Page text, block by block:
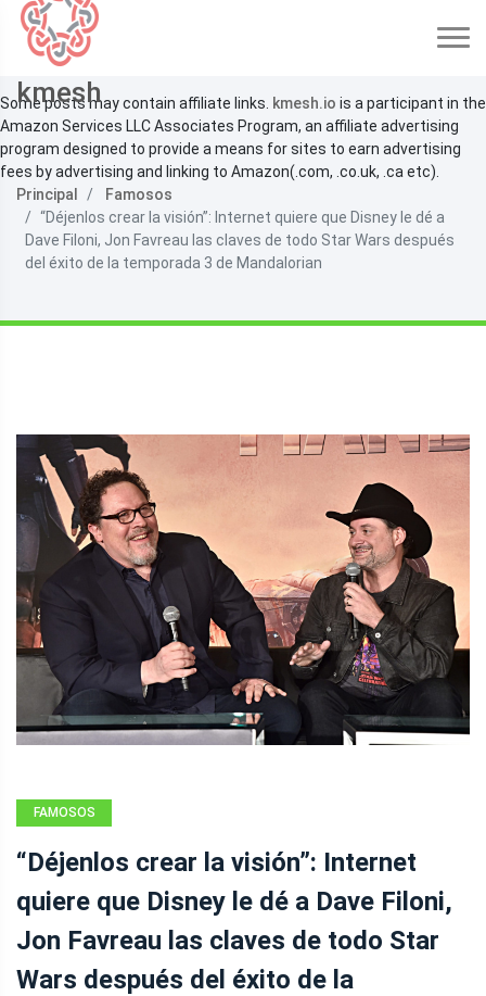
kmesh
Some posts may contain affiliate links. kmesh.io is a participant in the
Amazon Services LLC Associates Program, an affiliate advertising
program designed to provide a means for sites to earn advertising
fees by advertising and linking to Amazon(.com, .co.uk, .ca etc).
Principal
Famosos
“Déjenlos crear la visión”: Internet quiere que Disney le dé a
Dave Filoni, Jon Favreau las claves de todo Star Wars después
del éxito de la temporada 3 de Mandalorian
FAMOSOS
“Déjenlos crear la visión”: Internet
quiere que Disney le dé a Dave Filoni,
Jon Favreau las claves de todo Star
Wars después del éxito de la